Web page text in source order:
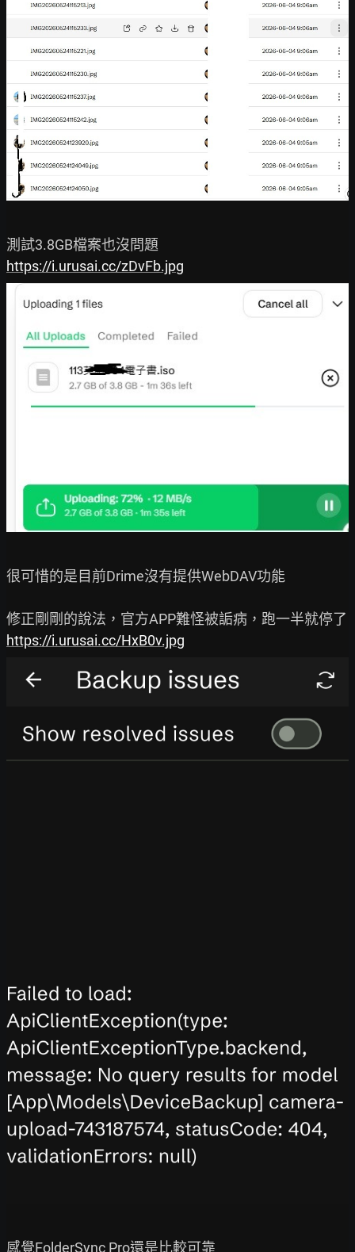
https://i.urusai.cc/zDvFb.jpg
很可惜的是目前Drime沒有提供WebDAV功能
https://i.urusai.cc/HxB0v.jpg